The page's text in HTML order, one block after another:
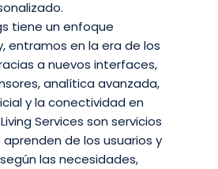
tiene un enfoque
entramos en la era de los
a nuevos interfaces,
analítica avanzada,
y la conectividad en
Services son servicios
de los usuarios y
las necesidades,